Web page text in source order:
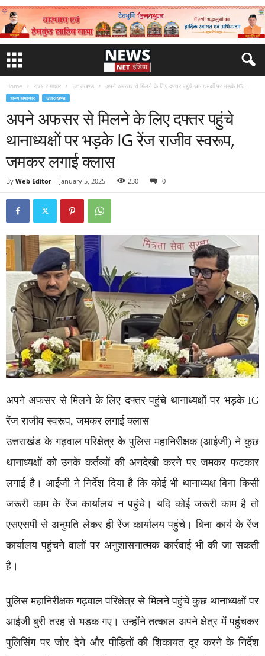
Home राज्य समाचार उत्तराखण्ड अपने अफसर से मिलने के लिए दफ्तर पहुंचे थानाध्यक्षाें पर भड़के IG...
राज्य समाचार उत्तराखण्ड
अपने अफसर से मिलने के लिए दफ्तर पहुंचे
थानाध्यक्षाें पर भड़के IG रेंज राजीव स्वरूप,
जमकर लगाई क्लास
By Web Editor - January 5, 2025 230 0
अपने अफसर से मिलने के लिए दफ्तर पहुंचे थानाध्यक्षाें पर भड़के IG
रेंज राजीव स्वरूप, जमकर लगाई क्लास
उत्तराखंड के गढ़वाल परिक्षेत्र के पुलिस महानिरीक्षक (आईजी) ने कुछ
थानाध्यक्षों को उनके कर्तव्यों की अनदेखी करने पर जमकर फटकार
लगाई है। आईजी ने निर्देश दिया है कि कोई भी थानाध्यक्ष बिना किसी
जरूरी काम के रेंज कार्यालय न पहुंचे। यदि कोई जरूरी काम है तो
एसएसपी से अनुमति लेकर ही रेंज कार्यालय पहुंचे। बिना कार्य के रेंज
कार्यालय पहुंचने वालों पर अनुशासनात्मक कार्रवाई भी की जा सकती
है।
पुलिस महानिरीक्षक गढ़वाल परिक्षेत्र से मिलने पहुंचे कुछ थानाध्यक्षों पर
आईजी बुरी तरह से भड़क गए। उन्होंने तत्काल अपने क्षेत्र में पहुंचकर
पुलिसिंग पर जोर देने और पीड़ितों की शिकायत दूर करने के निर्देश